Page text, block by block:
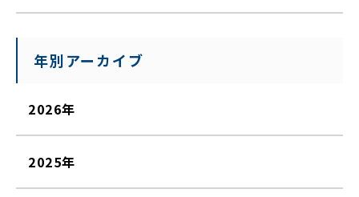
年別アーカイブ
2026年
2025年